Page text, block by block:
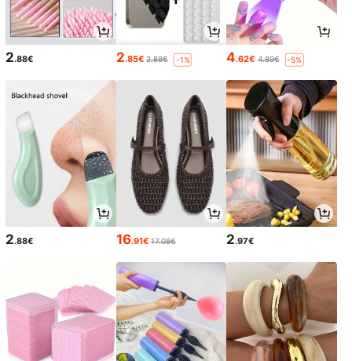
2.88€ 2.85€ 2.88€ -1% 4.62€ 4.89€ -5%
2.88€ 16.91€ 17.08€ 2.97€